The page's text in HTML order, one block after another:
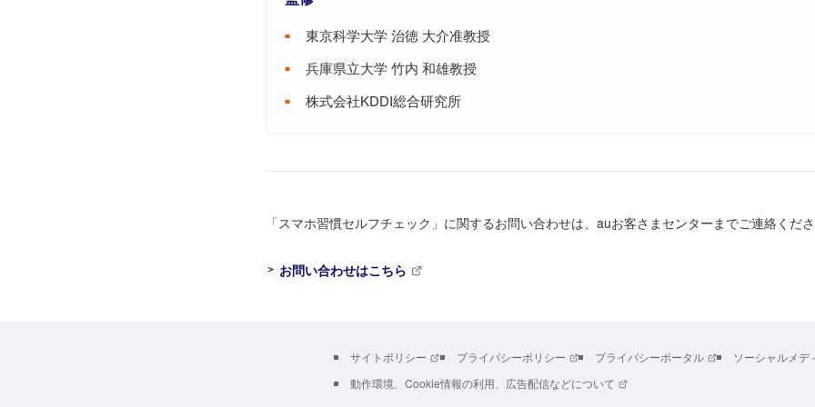
東京科学大学治徳 大介准教授
兵庫県立大学竹内 和雄教授
株式会社KDDI総合研究所
「スマホ習慣セルフチェック」に関するお問い合わせは、auお客さまセンターまでご連絡くださ
お問い合わせはこちら
サイトポリシー プライバシーポリシー プライバシーポータル
ソーシャルメデ
動作環境、Cookie情報の利用、広告配信などについて